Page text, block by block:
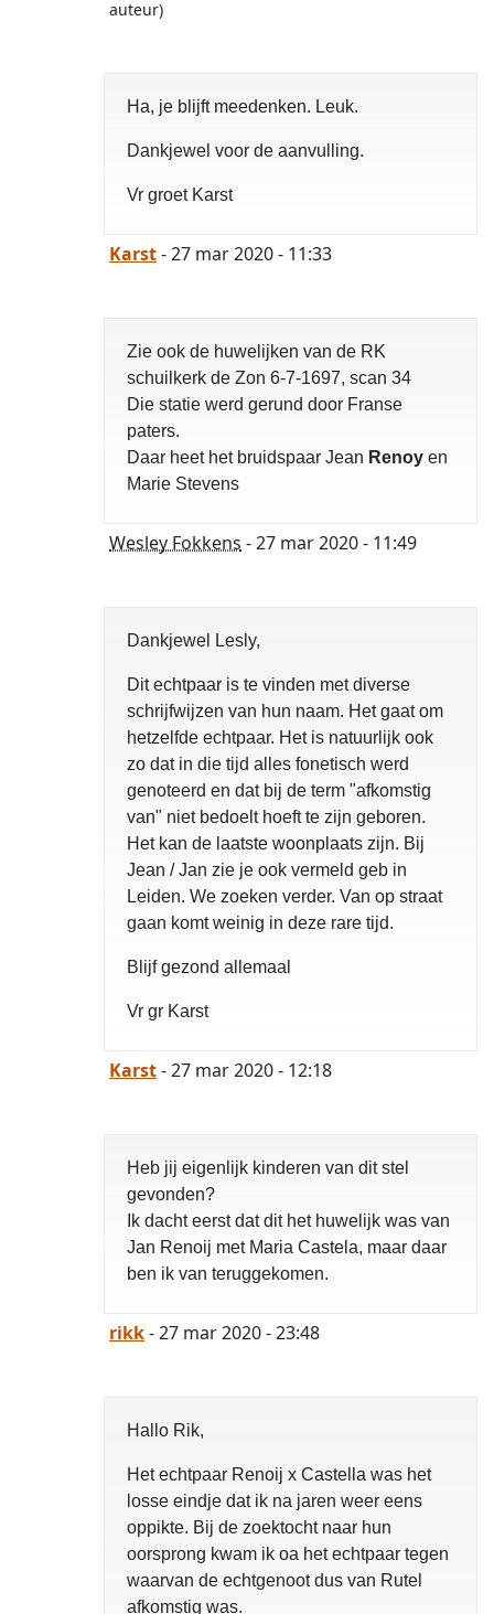
auteur)
Ha, je blijft meedenken. Leuk.
Dankjewel voor de aanvulling.
Vr groet Karst
Karst- 27 mar 2020 - 11:33
Zie ook de huwelijken van de RK
schuilkerk de Zon 6-7-1697, scan 34
Die statie werd gerund door Franse
paters.
Daar heet het bruidspaar Jean Renoy en
Marie Stevens
Wesley Fokkens - 27 mar 2020 - 11:49
Dankjewel Lesly,
Dit echtpaar is te vinden met diverse
schrijfwijzen van hun naam. Het gaat om
hetzelfde echtpaar. Het is natuurlijk ook
zo dat in die tijd alles fonetisch werd
genoteerd en dat bij de term "afkomstig
van" niet bedoelt hoeft te zijn geboren.
Het kan de laatste woonplaats zijn. Bij
Jean / Jan zie je ook vermeld geb in
Leiden. We zoeken verder. Van op straat
gaan komt weinig in deze rare tijd.
Blijf gezond allemaal
Vr gr Karst
Karst- 27 mar 2020 - 12:18
Heb jij eigenlijk kinderen van dit stel
gevonden?
Ik dacht eerst dat dit het huwelijk was van
Jan Renoij met Maria Castela, maar daar
ben ik van teruggekomen.
rikk- 27 mar 2020 - 23:48
Hallo Rik,
Het echtpaar Renoij x Castella was het
losse eindje dat ik na jaren weer eens
oppikte. Bij de zoektocht naar hun
oorsprong kwam ik oa het echtpaar tegen
waarvan de echtgenoot dus van Rutel
afkomstig was.